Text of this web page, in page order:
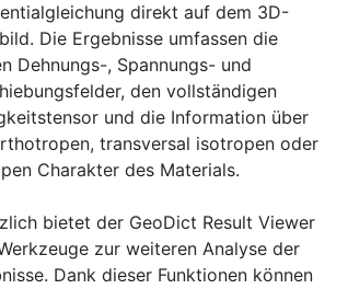
direkt auf dem 3D-
Die Ergebnisse umfassen die
Dehnungs-, Spannungs- und
den vollständigen
und die Information über
transversal isotropen oder
Charakter des Materials.
bietet der GeoDict Result Viewer
zur weiteren Analyse der
. Dank dieser Funktionen können